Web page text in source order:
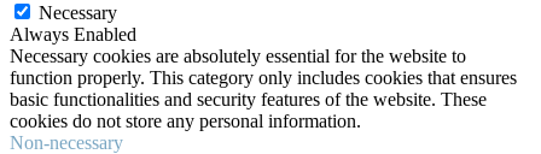
Necessary
Always Enabled
Necessary cookies are absolutely essential for the website to
function properly. This category only includes cookies that ensures
basic functionalities and security features of the website. These
cookies do not store any personal information.
Non-necessary